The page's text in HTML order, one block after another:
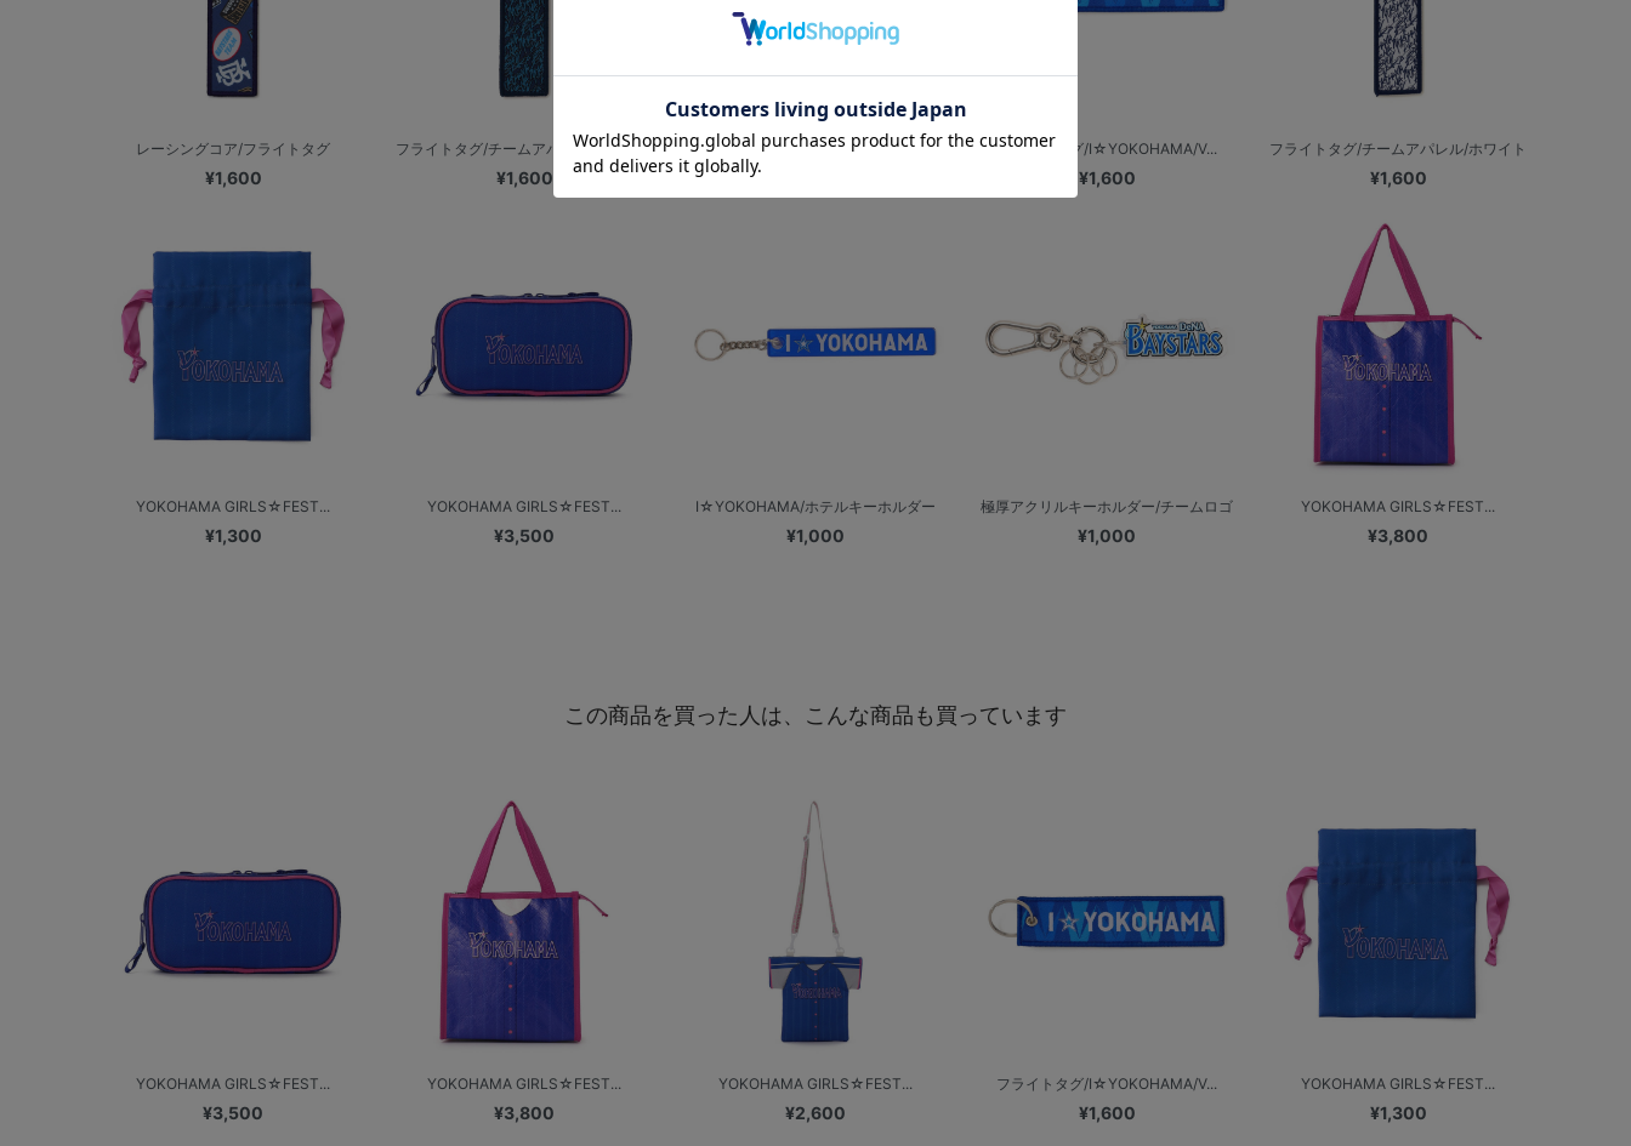
レーシングコア/フライトタグ
¥1,600
フライトタグ/チームアパレル/ネイビー
¥1,600
レーシングコア/フライトタグ フライトタグ/I☆YOKOHAMA/V...
¥1,600
フライトタグ/チームアパレル/ホワイト
¥1,600
YOKOHAMA GIRLS☆FEST...
¥1,300
YOKOHAMA GIRLS☆FEST...
¥3,500
I☆YOKOHAMA/ホテルキーホルダー
¥1,000
極厚アクリルキーホルダー/チームロゴ
¥1,000
YOKOHAMA GIRLS☆FEST...
¥3,800
この商品を買った人は、こんな商品も買っています
YOKOHAMA GIRLS☆FEST...
¥3,500
YOKOHAMA GIRLS☆FEST...
¥3,800
YOKOHAMA GIRLS☆FEST...
¥2,600
フライトタグ/I☆YOKOHAMA/V...
¥1,600
YOKOHAMA GIRLS☆FEST...
¥1,300